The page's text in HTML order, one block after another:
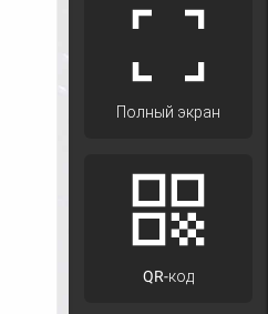
Полный экран
QR-код